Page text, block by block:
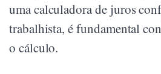
uma calculadora de juros
trabalhista, é fundamental
o cálculo.